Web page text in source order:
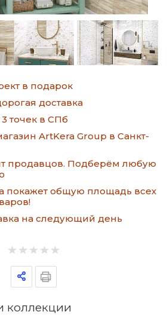
в подарок
доставка
точек в СПб
ArtKera Group в Санкт-
продавцов. Подберём любую
покажет общую площадь всех
на следующий день
коллекции